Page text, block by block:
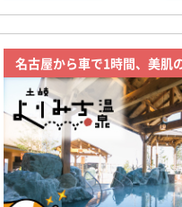
名古屋から車で1時間、美肌